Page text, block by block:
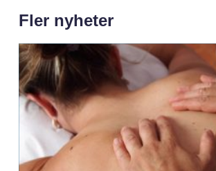
Fler nyheter